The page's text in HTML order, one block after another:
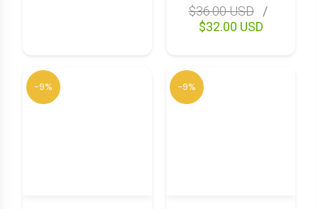
$36.00 USD
$32.00 USD
-9% -9%